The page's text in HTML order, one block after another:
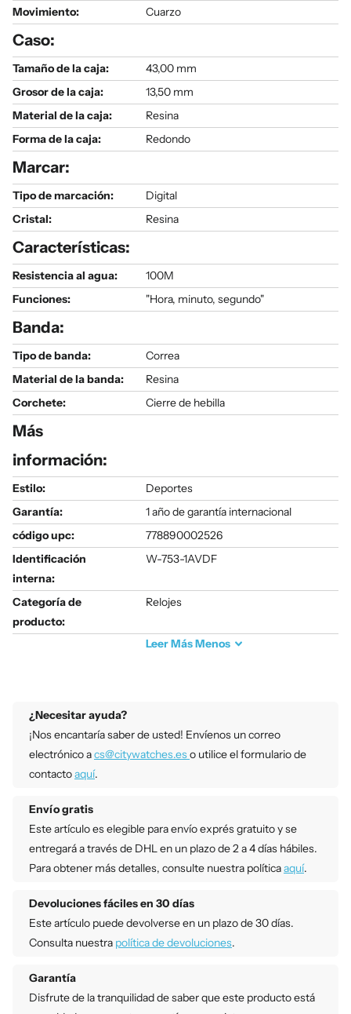
Movimiento:
Cuarzo
Caso:
Tamaño de la caja:
43,00 mm
Grosor de la caja:
13,50 mm
Material de la caja:
Resina
Forma de la caja:
Redondo
Marcar:
Tipo de marcación:
Digital
Cristal:
Resina
Características:
Resistencia al agua:
100M
Funciones:
"Hora, minuto, segundo"
Banda:
Tipo de banda:
Correa
Material de la banda:
Resina
Corchete:
Cierre de hebilla
Más
información:
Estilo:
Deportes
Garantía:
1 año de garantía internacional
código upc:
778890002526
Identificación
interna:
W-753-1AVDF
Categoría de
producto:
Relojes
LeerMásMenos
¿Necesitar ayuda?
¡Nos encantaría saber de usted! Envíenos un correo
electrónico acs@citywatches.eso utilice el formulario de
contactoaquí.
Envío gratis
Este artículo es elegible para envío exprés gratuito y se
entregará a través de DHL en un plazo de 2 a 4 días hábiles.
Para obtener más detalles, consulte nuestra políticaaquí.
Devoluciones fáciles en 30 días
Este artículo puede devolverse en un plazo de 30 días.
Consulta nuestra política de devoluciones.
Garantía
Disfrute de la tranquilidad de saber que este producto está